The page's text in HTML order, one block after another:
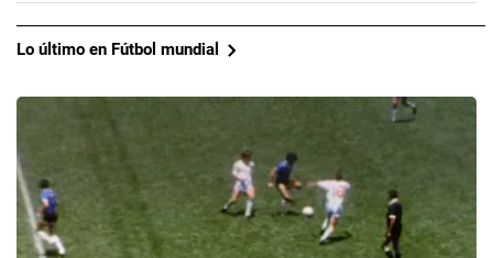
Lo último en Fútbol mundial